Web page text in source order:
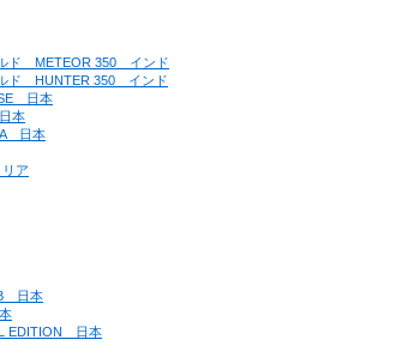
ド　METEOR 350　インド
ド　HUNTER 350　インド
　日本
本
　日本
ア
　日本
EDITION　日本